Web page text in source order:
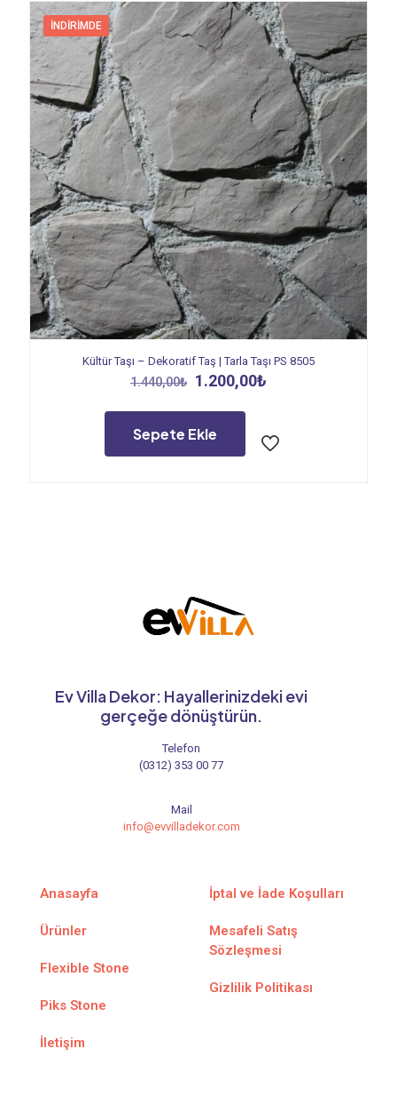
İNDIRIMDE
Kültür Taşı – Dekoratif Taş | Tarla Taşı PS 8505
1.440,00₺ Orijinal
1.440,00₺.
1.200,00₺
Sepete Ekle
Ev Villa Dekor: Hayallerinizdeki evi
gerçeğe dönüştürün.
Telefon
(0312) 353 00 77
Mail
info@evvilladekor.com
Anasayfa
Ürünler
Flexible Stone
Piks Stone
İletişim
İptal ve İade Koşulları
Mesafeli Satış
Sözleşmesi
Gizlilik Politikası